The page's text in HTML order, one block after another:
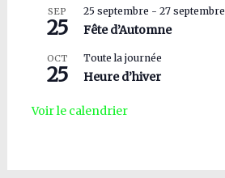
SEP
25
25 septembre - 27 septembre
Fête d’Automne
OCT
25
Toute la journée
Heure d’hiver
Voir le calendrier